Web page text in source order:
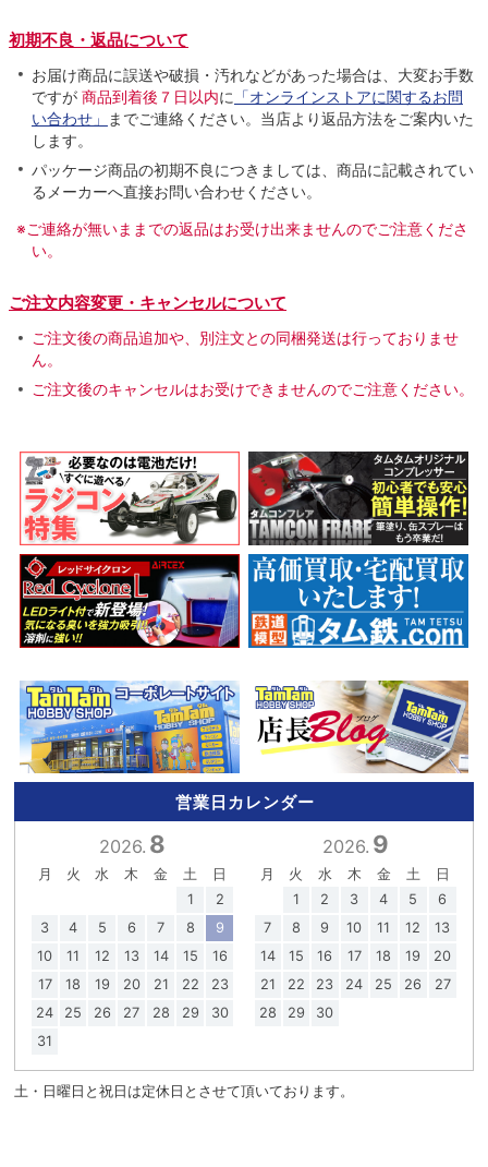
初期不良・返品について
お届け商品に誤送や破損・汚れなどがあった場合は、大変お手数
ですが 商品到着後７日以内に 「オンラインストアに関するお問
い合わせ」
までご連絡ください。当店より返品方法をご案内いた
します。
パッケージ商品の初期不良につきましては、商品に記載されてい
るメーカーへ直接お問い合わせください。
※ご連絡が無いままでの返品はお受け出来ませんのでご注意くださ
い。
ご注文内容変更・キャンセルについて
ご注文後の商品追加や、別注文との同梱発送は行っておりませ
ん。
ご注文後のキャンセルはお受けできませんのでご注意ください。
営業日カレンダー
2026. 8
月 火 水 木 金 土
日
1
2
3
4 5 6 7 8
9
10
11 12 13 14 15
16
17
18 19 20 21 22
23
24
25 26 27 28 29
30
31
2026. 9
月 火 水 木 金 土
日
1
2 3 4 5
6
7
8 9 10 11 12
13
14
15 16 17 18 19
20
21
22 23 24 25 26
27
28
29 30
土・日曜日と祝日は定休日とさせて頂いております。